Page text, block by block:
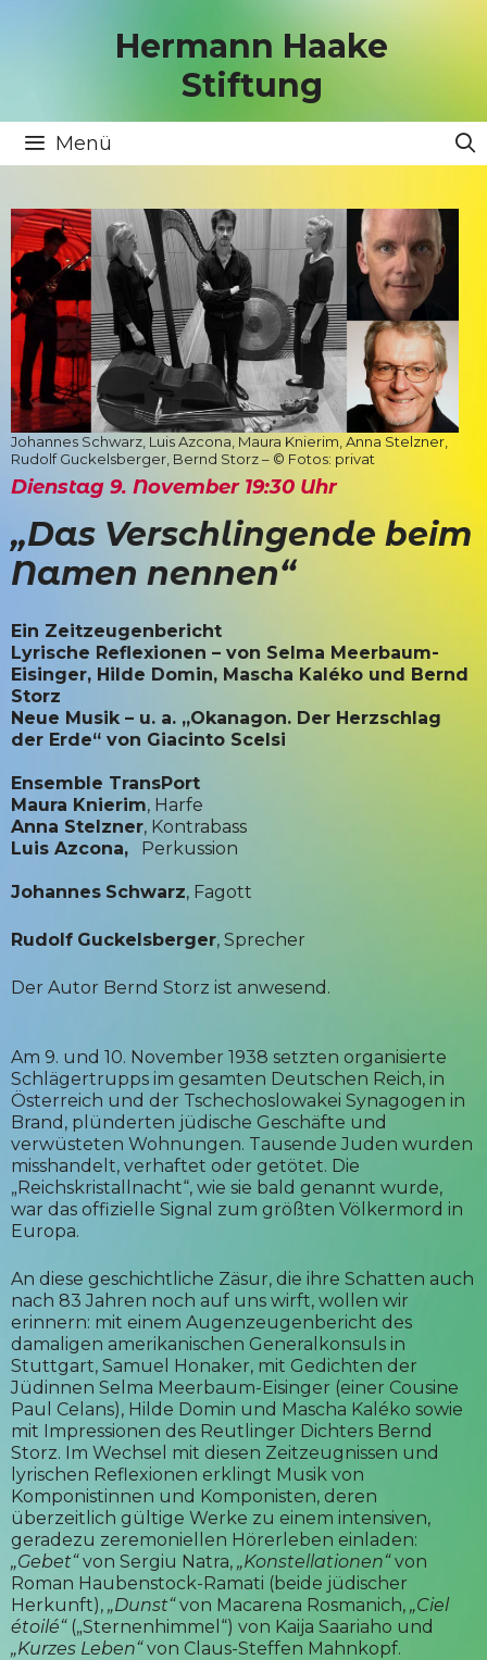
Hermann Haake
Stiftung
Menü
Johannes Schwarz, Luis Azcona, Maura Knierim, Anna Stelzner,
Rudolf Guckelsberger, Bernd Storz – © Fotos: privat
Dienstag 9. November 19:30 Uhr
„Das Verschlingende beim
Namen nennen“
Ein Zeitzeugenbericht
Lyrische Reflexionen – von Selma Meerbaum-
Eisinger, Hilde Domin, Mascha Kaléko und Bernd
Storz
Neue Musik – u. a. „Okanagon. Der Herzschlag
der Erde“ von Giacinto Scelsi
Ensemble TransPort
Maura Knierim, Harfe
Anna Stelzner, Kontrabass
Luis Azcona, Perkussion
Johannes Schwarz, Fagott
Rudolf Guckelsberger, Sprecher
Der Autor Bernd Storz ist anwesend.
Am 9. und 10. November 1938 setzten organisierte
Schlägertrupps im gesamten Deutschen Reich, in
Österreich und der Tschechoslowakei Synagogen in
Brand, plünderten jüdische Geschäfte und
verwüsteten Wohnungen. Tausende Juden wurden
misshandelt, verhaftet oder getötet. Die
„Reichskristallnacht“, wie sie bald genannt wurde,
war das offizielle Signal zum größten Völkermord in
Europa.
An diese geschichtliche Zäsur, die ihre Schatten auch
nach 83 Jahren noch auf uns wirft, wollen wir
erinnern: mit einem Augenzeugenbericht des
damaligen amerikanischen Generalkonsuls in
Stuttgart, Samuel Honaker, mit Gedichten der
Jüdinnen Selma Meerbaum-Eisinger (einer Cousine
Paul Celans), Hilde Domin und Mascha Kaléko sowie
mit Impressionen des Reutlinger Dichters Bernd
Storz. Im Wechsel mit diesen Zeitzeugnissen und
lyrischen Reflexionen erklingt Musik von
Komponistinnen und Komponisten, deren
überzeitlich gültige Werke zu einem intensiven,
geradezu zeremoniellen Hörerleben einladen:
„Gebet“von Sergiu Natra, „Konstellationen“von
Roman Haubenstock-Ramati (beide jüdischer
Herkunft), „Dunst“von Macarena Rosmanich, „Ciel
étoilé“(„Sternenhimmel“) von Kaija Saariaho und
„Kurzes Leben“von Claus-Steffen Mahnkopf.